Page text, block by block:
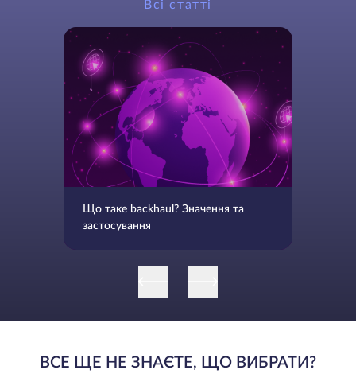
Всі статті
Що таке backhaul? Значення та
застосування
ВСЕ ЩЕ НЕ ЗНАЄТЕ, ЩО ВИБРАТИ?